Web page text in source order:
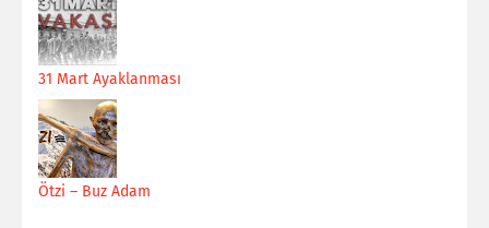
31 Mart Ayaklanması
Ötzi – Buz Adam